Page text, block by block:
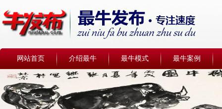
网站首页 介绍最牛 最牛模式 最牛案例